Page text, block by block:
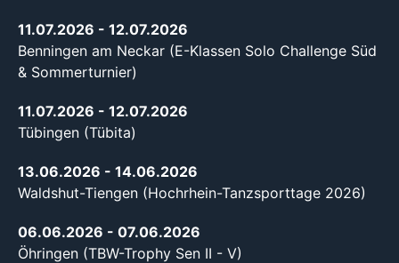
11.07.2026 - 12.07.2026
Benningen am Neckar (E-Klassen Solo Challenge Süd
& Sommerturnier)
11.07.2026 - 12.07.2026
Tübingen (Tübita)
13.06.2026 - 14.06.2026
Waldshut-Tiengen (Hochrhein-Tanzsporttage 2026)
06.06.2026 - 07.06.2026
Öhringen (TBW-Trophy Sen II - V)